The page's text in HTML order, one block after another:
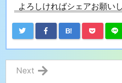
よろしければシェアお願い
B!
Next